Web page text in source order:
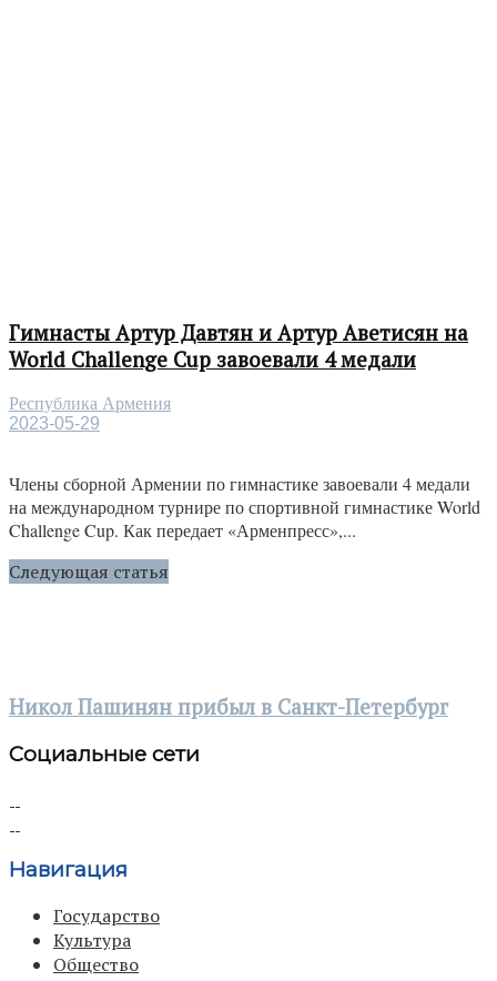
Гимнасты Артур Давтян и Артур Аветисян на
World Challenge Cup завоевали 4 медали
Республика Армения
2023-05-29
Члены сборной Армении по гимнастике завоевали 4 медали
на международном турнире по спортивной гимнастике World
Challenge Cup. Как передает «Арменпресс»,...
Следующая статья
Никол Пашинян прибыл в Санкт-Петербург
Социальные сети
Навигация
Государство
Культура
Общество